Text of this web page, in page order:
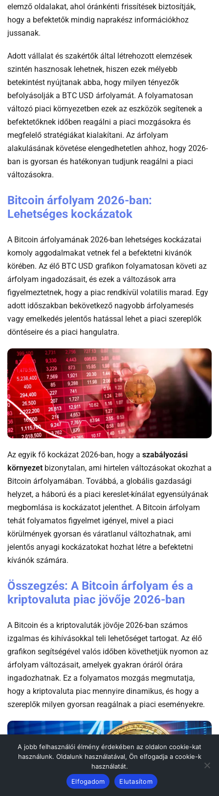
elemző oldalakat, ahol óránkénti frissítések biztosítják,
hogy a befektetők mindig naprakész információkhoz
jussanak.
Adott vállalat és szakértők által létrehozott elemzések
szintén hasznosak lehetnek, hiszen ezek mélyebb
betekintést nyújtanak abba, hogy milyen tényezők
befolyásolják a BTC USD árfolyamát. A folyamatosan
változó piaci környezetben ezek az eszközök segítenek a
befektetőknek időben reagálni a piaci mozgásokra és
megfelelő stratégiákat kialakítani. Az árfolyam
alakulásának követése elengedhetetlen ahhoz, hogy 2026-
ban is gyorsan és hatékonyan tudjunk reagálni a piaci
változásokra.
Bitcoin árfolyam 2026-ban:
Lehetséges kockázatok
A Bitcoin árfolyamának 2026-ban lehetséges kockázatai
komoly aggodalmakat vetnek fel a befektetni kivánók
körében. Az élő BTC USD grafikon folyamatosan követi az
árfolyam ingadozásait, és ezek a változások arra
figyelmeztetnek, hogy a piac rendkívül volatilis marad. Egy
adott időszakban bekövetkező nagyobb árfolyamesés
vagy emelkedés jelentős hatással lehet a piaci szereplők
döntéseire és a piaci hangulatra.
Az egyik fő kockázat 2026-ban, hogy a szabályozási
környezet bizonytalan, ami hirtelen változásokat okozhat a
Bitcoin árfolyamában. Továbbá, a globális gazdasági
helyzet, a háború és a piaci kereslet-kínálat egyensúlyának
megbomlása is kockázatot jelenthet. A Bitcoin árfolyam
tehát folyamatos figyelmet igényel, mivel a piaci
körülmények gyorsan és váratlanul változhatnak, ami
jelentős anyagi kockázatokat hozhat létre a befektetni
kívánók számára.
Összegzés: A Bitcoin árfolyam és a
kriptovaluta piac jövője 2026-ban
A Bitcoin és a kriptovaluták jövője 2026-ban számos
izgalmas és kihívásokkal teli lehetőséget tartogat. Az élő
grafikon segítségével valós időben követhetjük nyomon az
árfolyam változásait, amelyek gyakran óráról órára
ingadozhatnak. Ez a folyamatos mozgás megmutatja,
hogy a kriptovaluta piac mennyire dinamikus, és hogy a
szereplők milyen gyorsan reagálnak a piaci eseményekre.
A jobb felhasználói élmény érdekében az oldalon cookie-kat
használunk. Oldalunk használatával, Ön elfogadja a cookie-k
használatát.
Elfogadom
Elutasítom